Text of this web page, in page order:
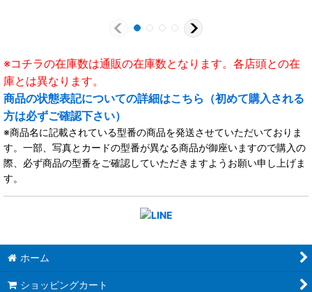
※コチラの在庫数は通販の在庫数となります。各店頭との在
庫とは異なります。
商品の状態表記についての詳細はこちら（初めて購入される
方は必ずご確認下さい）
※商品名に記載されている型番の商品を発送させていただいておりま
す。一部、写真とカードの型番が異なる商品が御座いますので購入の
際、必ず商品の型番をご確認していただきますようお願い申し上げま
す。
ホーム
ショッピングカート